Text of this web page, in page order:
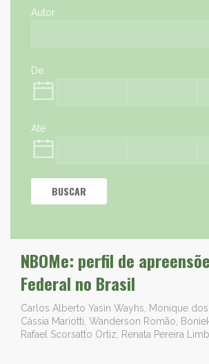
Autor
De
Até
BUSCAR
NBOMe: perfil de
Federal no Brasil
Carlos Alberto Yasin Wayhs, Monique
Cássia Mariotti, Wanderson Romão,
Rafael Scorsatto Ortiz, Renata Pereira